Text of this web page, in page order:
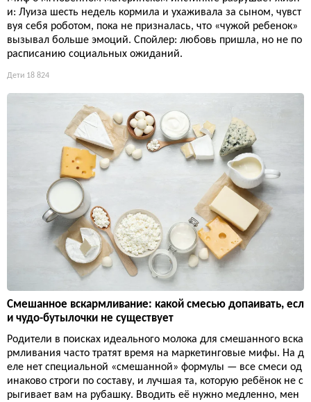
и: Луиза шесть недель кормила и ухаживала за сыном, чувст
вуя себя роботом, пока не призналась, что «чужой ребенок»
вызывал больше эмоций. Спойлер: любовь пришла, но не по
расписанию социальных ожиданий.
Дети 18 824
Смешанное вскармливание: какой смесью допаивать, есл
и чудо-бутылочки не существует
Родители в поисках идеального молока для смешанного вска
рмливания часто тратят время на маркетинговые мифы. На д
еле нет специальной «смешанной» формулы — все смеси од
инаково строги по составу, и лучшая та, которую ребёнок не с
рыгивает вам на рубашку. Вводить её нужно медленно, мен